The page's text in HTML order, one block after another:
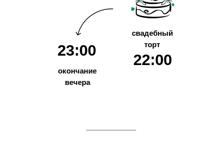
22:00
23:00
свадебный
торт
окончание
вечера